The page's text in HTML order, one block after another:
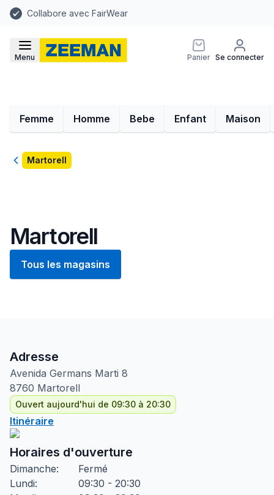
Collabore avec FairWear
Menu Panier Se connecter
Femme Homme Bebe Enfant Maison
RetourMartorell
Martorell
Tous les magasins
Adresse
Avenida Germans Marti 8
8760 Martorell
Ouvert aujourd'hui de 09:30 à 20:30
Itinéraire
Horaires d'ouverture
Dimanche:
Fermé
Lundi:
09:30 - 20:30